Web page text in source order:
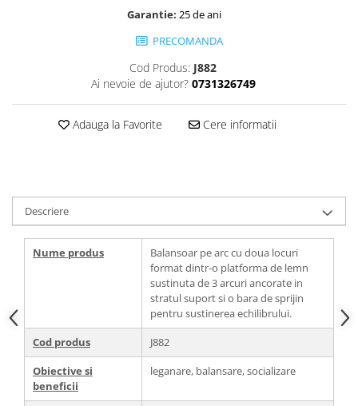
Garantie: 25 de ani
PRECOMANDA
Cod Produs: J882
Ai nevoie de ajutor? 0731326749
Adauga la Favorite Cere informatii
Descriere
Nume produs
Balansoar pe arc cu doua locuri
format dintr-o platforma de lemn
sustinuta de 3 arcuri ancorate in
stratul suport si o bara de sprijin
pentru sustinerea echilibrului.
Cod produs
J882
Obiective si
beneficii
leganare, balansare, socializare